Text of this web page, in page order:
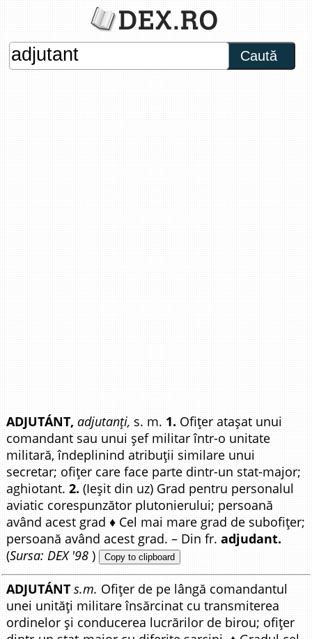
Caută
ADJUTÁNT, adjutanți, s. m. 1. Ofițer atașat unui
comandant sau unui șef militar într-o unitate
militară, îndeplinind atribuții similare unui
secretar; ofițer care face parte dintr-un stat-major;
aghiotant.2. (Ieșit din uz) Grad pentru personalul
aviatic corespunzător plutonierului; persoană
având acest grad ♦ Cel mai mare grad de subofițer;
persoană având acest grad. – Din fr.adjudant.
(Sursa: DEX '98 ) Copy to clipboard
ADJUTÁNT s.m. Ofițer de pe lângă comandantul
unei unități militare însărcinat cu transmiterea
ordinelor și conducerea lucrărilor de birou; ofițer